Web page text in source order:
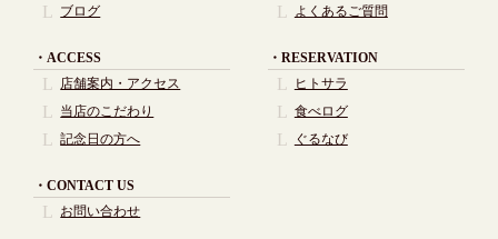
ブログ
よくあるご質問
ACCESS
店舗案内・アクセス
当店のこだわり
記念日の方へ
CONTACT US
お問い合わせ
RESERVATION
ヒトサラ
食べログ
ぐるなび